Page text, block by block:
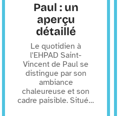
Paul : un
aperçu
détaillé
Le quotidien à
l'EHPAD Saint-
Vincent de Paul se
distingue par son
ambiance
chaleureuse et son
cadre paisible. Situé…